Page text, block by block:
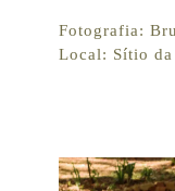
Fotografia:
Local: Sítio